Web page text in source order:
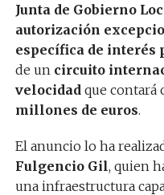
Junta de Gobierno
autorización
específica de interés
de un circuito
velocidadque contará
millones de euros.
El anuncio lo ha
Fulgencio Gil, quien
una infraestructura